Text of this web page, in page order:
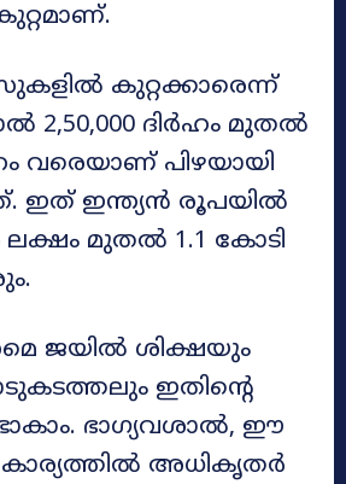
കുറ്റക്കാരെന്ന്
2,50,000 ദിർഹം മുതൽ
വരെയാണ് പിഴയായി
ഇത് ഇന്ത്യൻ രൂപയിൽ
മുതൽ 1.1 കോടി
ജയിൽ ശിക്ഷയും
ഇതിന്റെ
ഭാഗ്യവശാൽ, ഈ
അധികൃതർ